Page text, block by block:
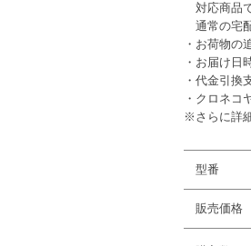
対応商品
通常の宅
・お荷物の
・お届け日
・代金引換
・クロネコ
※さらに詳
型番
販売価格